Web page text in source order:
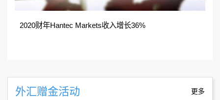
2020财年Hantec Markets收入增长36%
外汇赠金活动 更多